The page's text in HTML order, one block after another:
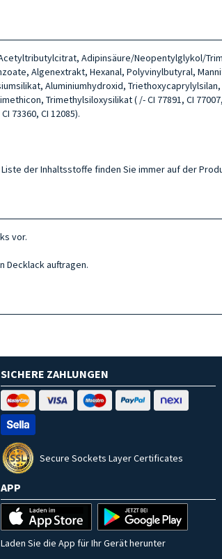
Adipinsäure/Neopentylglykol/
Algenextrakt, Hexanal, Polyvinylbutyral,
Aluminiumhydroxid,
Trimethylsiloxysilikat ( /- CI 77891, CI 77007,
73360, CI 12085).
der Inhaltsstoffe finden Sie immer auf der
vor.
Decklack auftragen.
SICHERE ZAHLUNGEN
Secure Sockets Layer Certificates
APP
Laden Sie die App für Ihr Gerät herunter